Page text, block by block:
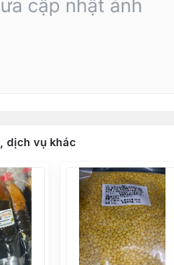
dịch vụ khác